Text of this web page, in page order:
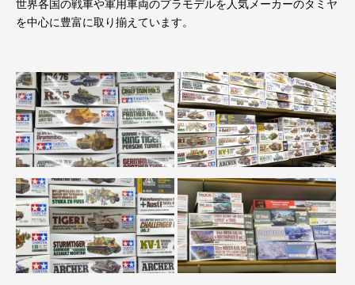
世界各国の戦車や軍用車両のプラモデルを人気メーカーのタミヤ
を中心に豊富に取り揃えています。